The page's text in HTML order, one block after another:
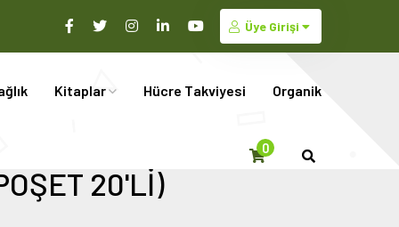
Üye Girişi
Kitaplar Hücre Takviyesi Organik
0
20'Lİ)